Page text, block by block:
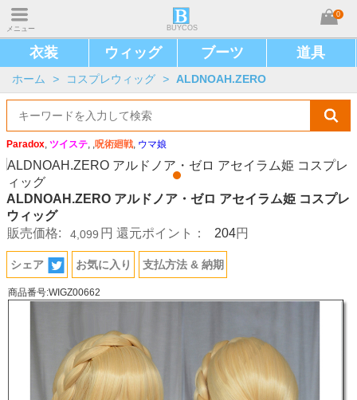
メニュー BUYCOS
0
衣装 ウィッグ ブーツ 道具
ホーム > コスプレウィッグ > ALDNOAH.ZERO
Paradox, ツイステ, ,呪術廻戦, ウマ娘
ALDNOAH.ZERO アルドノア・ゼロ アセイラム姫 コスプレ
ウィッグ
販売価格:
4,099 円 還元ポイント： 204円
シェア お気に入り 支払方法 & 納期
商品番号:WIGZ00662